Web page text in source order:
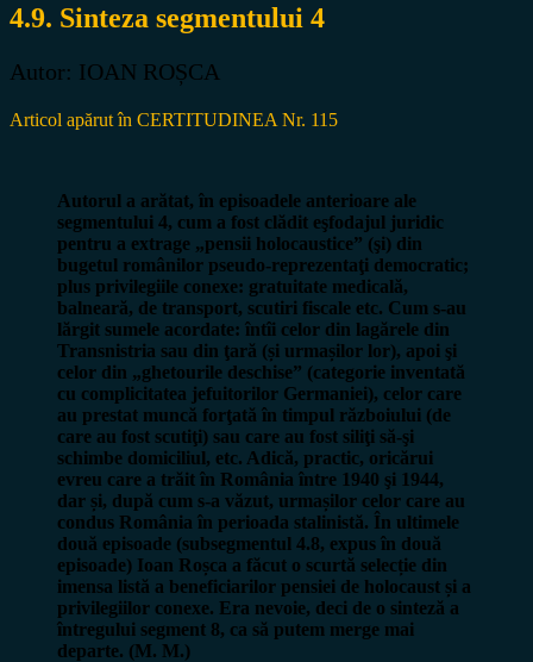
4.9. Sinteza segmentului 4
Autor: IOAN ROȘCA
Articol apărut în CERTITUDINEA Nr. 115
Autorul a arătat, în episoadele anterioare ale
segmentului 4, cum a fost clădit eşfodajul juridic
pentru a extrage „pensii holocaustice” (şi) din
bugetul românilor pseudo-reprezentaţi democratic;
plus privilegiile conexe: gratuitate medicală,
balneară, de transport, scutiri fiscale etc. Cum s-au
lărgit sumele acordate: întîi celor din lagărele din
Transnistria sau din ţară (și urmașilor lor), apoi şi
celor din „ghetourile deschise” (categorie inventată
cu complicitatea jefuitorilor Germaniei), celor care
au prestat muncă forţată în timpul războiului (de
care au fost scutiţi) sau care au fost siliţi să-şi
schimbe domiciliul, etc. Adică, practic, oricărui
evreu care a trăit în România între 1940 şi 1944,
dar și, după cum s-a văzut, urmașilor celor care au
condus România în perioada stalinistă. În ultimele
două episoade (subsegmentul 4.8, expus în două
episoade) Ioan Roșca a făcut o scurtă selecție din
imensa listă a beneficiarilor pensiei de holocaust și a
privilegiilor conexe. Era nevoie, deci de o sinteză a
întregului segment 8, ca să putem merge mai
departe. (M. M.)